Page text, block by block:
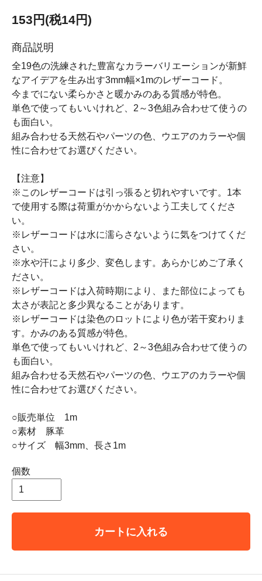
153円(税14円)
商品説明
全19色の洗練された豊富なカラーバリエーションが新鮮
なアイデアを生み出す3mm幅×1mのレザーコード。
今までにない柔らかさと暖かみのある質感が特色。
単色で使ってもいいけれど、2～3色組み合わせて使うの
も面白い。
組み合わせる天然石やパーツの色、ウエアのカラーや個
性に合わせてお選びください。
【注意】
※このレザーコードは引っ張ると切れやすいです。1本
で使用する際は荷重がかからないよう工夫してくださ
い。
※レザーコードは水に濡らさないように気をつけてくだ
さい。
※水や汗により多少、変色します。あらかじめご了承く
ださい。
※レザーコードは入荷時期により、また部位によっても
太さが表記と多少異なることがあります。
※レザーコードは染色のロットにより色が若干変わりま
す。かみのある質感が特色。
単色で使ってもいいけれど、2～3色組み合わせて使うの
も面白い。
組み合わせる天然石やパーツの色、ウエアのカラーや個
性に合わせてお選びください。
○販売単位 1m
○素材 豚革
○サイズ 幅3mm、長さ1m
個数
カートに入れる